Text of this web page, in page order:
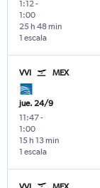
1:12-
1:00
1 escala
25 h 48 min
VVI MEX
jue. 24/9
11:47-
1:00
1 escala
15 h 13 min